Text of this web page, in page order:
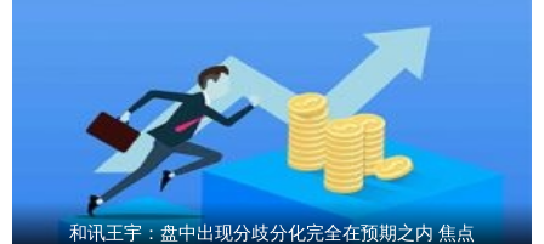
和讯王宇：盘中出现分歧分化完全在预期之内 焦点